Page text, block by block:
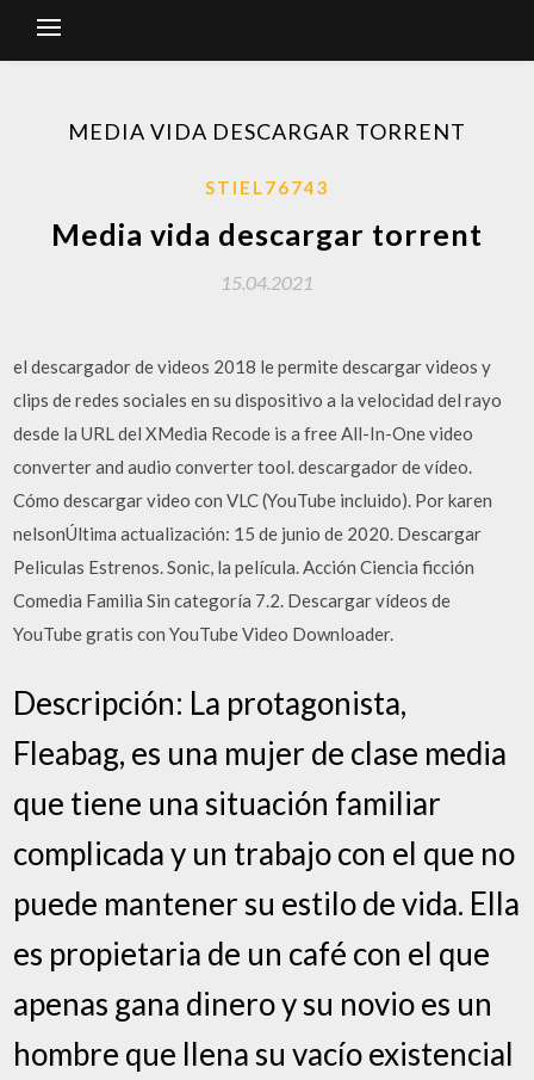
MEDIA VIDA DESCARGAR TORRENT
STIEL76743
Media vida descargar torrent
15.04.2021
el descargador de videos 2018 le permite descargar videos y
clips de redes sociales en su dispositivo a la velocidad del rayo
desde la URL del XMedia Recode is a free All-In-One video
converter and audio converter tool. descargador de vídeo.
Cómo descargar video con VLC (YouTube incluido). Por karen
nelsonÚltima actualización: 15 de junio de 2020. Descargar
Peliculas Estrenos. Sonic, la película. Acción Ciencia ficción
Comedia Familia Sin categoría 7.2. Descargar vídeos de
YouTube gratis con YouTube Video Downloader.
Descripción: La protagonista,
Fleabag, es una mujer de clase media
que tiene una situación familiar
complicada y un trabajo con el que no
puede mantener su estilo de vida. Ella
es propietaria de un café con el que
apenas gana dinero y su novio es un
hombre que llena su vacío existencial